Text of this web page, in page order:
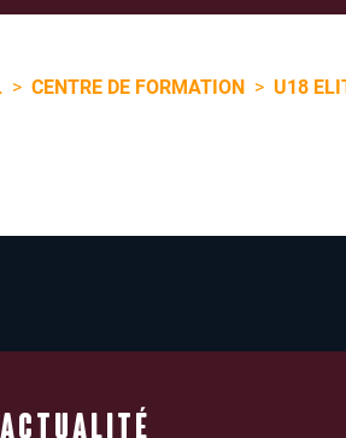
> CENTRE DE FORMATION > U18